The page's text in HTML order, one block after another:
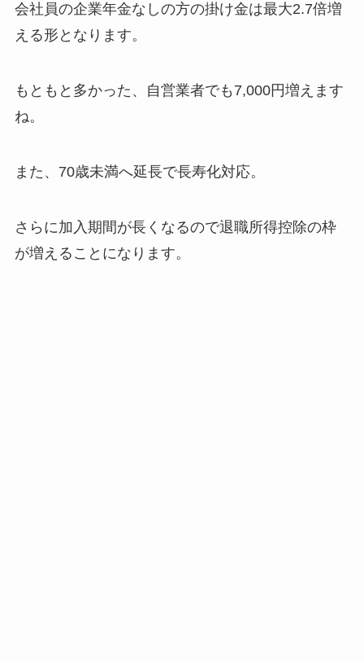
会社員の企業年金なしの方の掛け金は最大2.7倍増
える形となります。
もともと多かった、自営業者でも7,000円増えます
ね。
また、70歳未満へ延長で長寿化対応。
さらに加入期間が長くなるので退職所得控除の枠
が増えることになります。